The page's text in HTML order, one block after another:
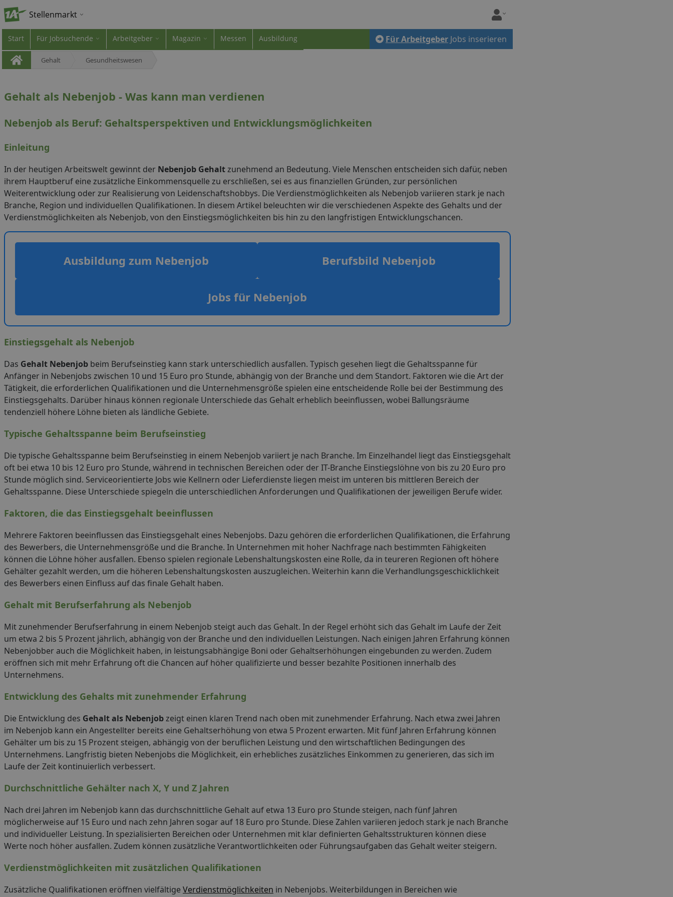
Stellenmarkt
Start Für Jobsuchende Arbeitgeber Magazin Messen Ausbildung Für Arbeitgeber Jobs inserieren
Gehalt Gesundheitswesen
Gehalt als Nebenjob - Was kann man verdienen
Nebenjob als Beruf: Gehaltsperspektiven und Entwicklungsmöglichkeiten
Einleitung
In der heutigen Arbeitswelt gewinnt der Nebenjob Gehaltzunehmend an Bedeutung. Viele Menschen entscheiden sich dafür, neben
ihrem Hauptberuf eine zusätzliche Einkommensquelle zu erschließen, sei es aus finanziellen Gründen, zur persönlichen
Weiterentwicklung oder zur Realisierung von Leidenschaftshobbys. Die Verdienstmöglichkeiten als Nebenjob variieren stark je nach
Branche, Region und individuellen Qualifikationen. In diesem Artikel beleuchten wir die verschiedenen Aspekte des Gehalts und der
Verdienstmöglichkeiten als Nebenjob, von den Einstiegsmöglichkeiten bis hin zu den langfristigen Entwicklungschancen.
Ausbildung zum Nebenjob Berufsbild Nebenjob
Jobs für Nebenjob
Einstiegsgehalt als Nebenjob
Das Gehalt Nebenjob beim Berufseinstieg kann stark unterschiedlich ausfallen. Typisch gesehen liegt die Gehaltsspanne für
Anfänger in Nebenjobs zwischen 10 und 15 Euro pro Stunde, abhängig von der Branche und dem Standort. Faktoren wie die Art der
Tätigkeit, die erforderlichen Qualifikationen und die Unternehmensgröße spielen eine entscheidende Rolle bei der Bestimmung des
Einstiegsgehalts. Darüber hinaus können regionale Unterschiede das Gehalt erheblich beeinflussen, wobei Ballungsräume
tendenziell höhere Löhne bieten als ländliche Gebiete.
Typische Gehaltsspanne beim Berufseinstieg
Die typische Gehaltsspanne beim Berufseinstieg in einem Nebenjob variiert je nach Branche. Im Einzelhandel liegt das Einstiegsgehalt
oft bei etwa 10 bis 12 Euro pro Stunde, während in technischen Bereichen oder der IT-Branche Einstiegslöhne von bis zu 20 Euro pro
Stunde möglich sind. Serviceorientierte Jobs wie Kellnern oder Lieferdienste liegen meist im unteren bis mittleren Bereich der
Gehaltsspanne. Diese Unterschiede spiegeln die unterschiedlichen Anforderungen und Qualifikationen der jeweiligen Berufe wider.
Faktoren, die das Einstiegsgehalt beeinflussen
Mehrere Faktoren beeinflussen das Einstiegsgehalt eines Nebenjobs. Dazu gehören die erforderlichen Qualifikationen, die Erfahrung
des Bewerbers, die Unternehmensgröße und die Branche. In Unternehmen mit hoher Nachfrage nach bestimmten Fähigkeiten
können die Löhne höher ausfallen. Ebenso spielen regionale Lebenshaltungskosten eine Rolle, da in teureren Regionen oft höhere
Gehälter gezahlt werden, um die höheren Lebenshaltungskosten auszugleichen. Weiterhin kann die Verhandlungsgeschicklichkeit
des Bewerbers einen Einfluss auf das finale Gehalt haben.
Gehalt mit Berufserfahrung als Nebenjob
Mit zunehmender Berufserfahrung in einem Nebenjob steigt auch das Gehalt. In der Regel erhöht sich das Gehalt im Laufe der Zeit
um etwa 2 bis 5 Prozent jährlich, abhängig von der Branche und den individuellen Leistungen. Nach einigen Jahren Erfahrung können
Nebenjobber auch die Möglichkeit haben, in leistungsabhängige Boni oder Gehaltserhöhungen eingebunden zu werden. Zudem
eröffnen sich mit mehr Erfahrung oft die Chancen auf höher qualifizierte und besser bezahlte Positionen innerhalb des
Unternehmens.
Entwicklung des Gehalts mit zunehmender Erfahrung
Die Entwicklung des Gehalt als Nebenjobzeigt einen klaren Trend nach oben mit zunehmender Erfahrung. Nach etwa zwei Jahren
im Nebenjob kann ein Angestellter bereits eine Gehaltserhöhung von etwa 5 Prozent erwarten. Mit fünf Jahren Erfahrung können
Gehälter um bis zu 15 Prozent steigen, abhängig von der beruflichen Leistung und den wirtschaftlichen Bedingungen des
Unternehmens. Langfristig bieten Nebenjobs die Möglichkeit, ein erhebliches zusätzliches Einkommen zu generieren, das sich im
Laufe der Zeit kontinuierlich verbessert.
Durchschnittliche Gehälter nach X, Y und Z Jahren
Nach drei Jahren im Nebenjob kann das durchschnittliche Gehalt auf etwa 13 Euro pro Stunde steigen, nach fünf Jahren
möglicherweise auf 15 Euro und nach zehn Jahren sogar auf 18 Euro pro Stunde. Diese Zahlen variieren jedoch stark je nach Branche
und individueller Leistung. In spezialisierten Bereichen oder Unternehmen mit klar definierten Gehaltsstrukturen können diese
Werte noch höher ausfallen. Zudem können zusätzliche Verantwortlichkeiten oder Führungsaufgaben das Gehalt weiter steigern.
Verdienstmöglichkeiten mit zusätzlichen Qualifikationen
Zusätzliche Qualifikationen eröffnen vielfältige Verdienstmöglichkeiten in Nebenjobs. Weiterbildungen in Bereichen wie